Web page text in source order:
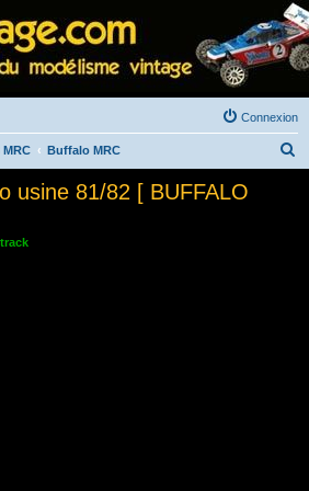
Connexion
MRC Buffalo MRC
usine 81/82 [ BUFFALO